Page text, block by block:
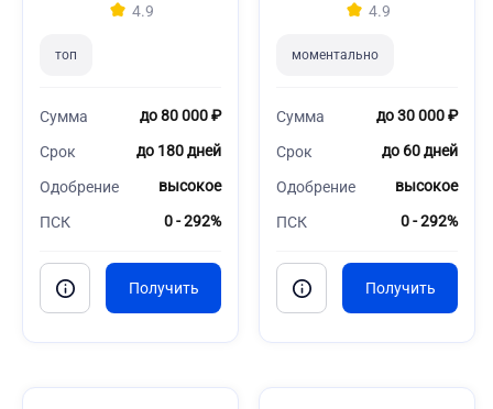
4.9
топ
Сумма до 80 000 ₽
Срок до 180 дней
Одобрение высокое
ПСК 0 - 292%
4.9
моментально
Сумма до 30 000 ₽
Срок до 60 дней
Одобрение высокое
ПСК 0 - 292%